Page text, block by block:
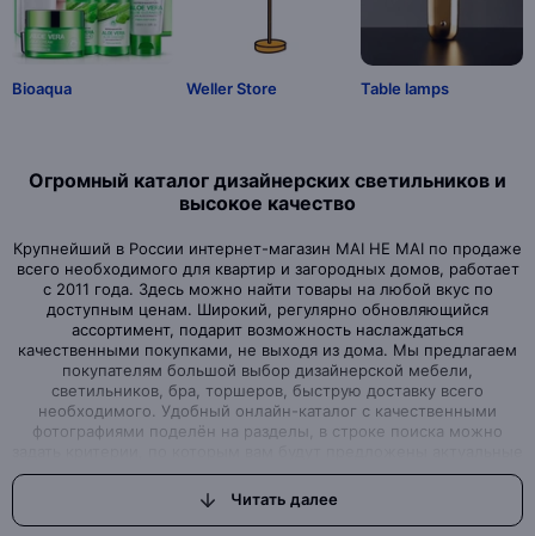
Bioaqua Weller Store Table lamps
Огромный каталог дизайнерских светильников и
высокое качество
Крупнейший в России интернет-магазин MAI HE MAI по продаже
всего необходимого для квартир и загородных домов, работает
с 2011 года. Здесь можно найти товары на любой вкус по
доступным ценам. Широкий, регулярно обновляющийся
ассортимент, подарит возможность наслаждаться
качественными покупками, не выходя из дома. Мы предлагаем
покупателям большой выбор дизайнерской мебели,
светильников, бра, торшеров, быструю доставку всего
необходимого. Удобный онлайн-каталог с качественными
фотографиями поделён на разделы, в строке поиска можно
варианты товаров нашего магазина.Интернет-магазин, где вы
можете найти всё, что ищете
Вы задумали начать ремонт или просто обновить дизайн
Читать далее